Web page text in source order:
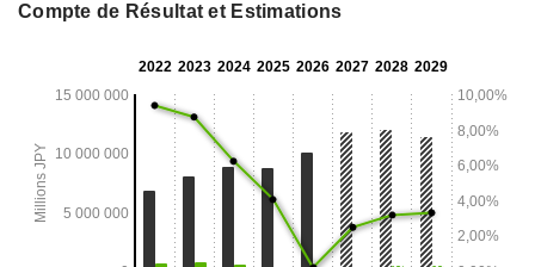
Compte de Résultat et Estimations